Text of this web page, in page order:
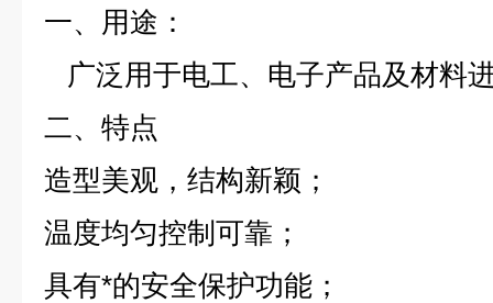
一、用途：
广泛用于电工、电子产品及材料
二、特点
造型美观，结构新颖；
温度均匀控制可靠；
具有*的安全保护功能；